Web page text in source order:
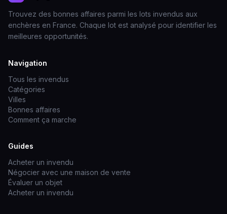
Trouvez des bonnes affaires parmi les lots invendus aux
enchères en France. Chaque lot est analysé pour identifier les
meilleures opportunités.
Navigation
Tous les invendus
Catégories
Villes
Bonnes affaires
Comment ça marche
Guides
Acheter un invendu
Négocier avec une maison de vente
Évaluer un objet
Acheter un invendu